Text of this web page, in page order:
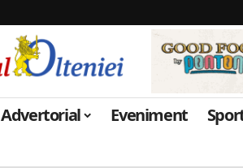
Advertorial Eveniment